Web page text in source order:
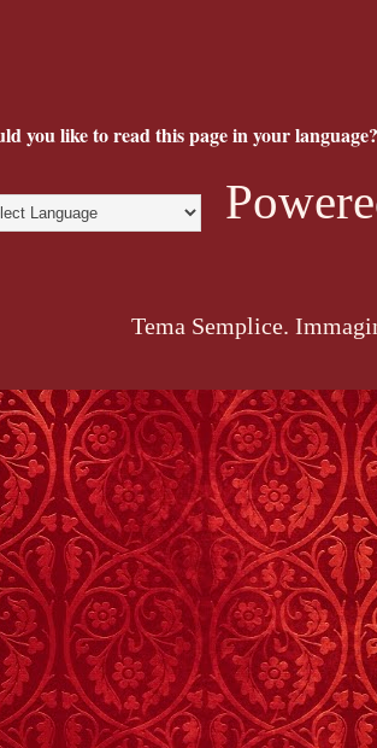
you like to read this page in your
Tema Semplice.